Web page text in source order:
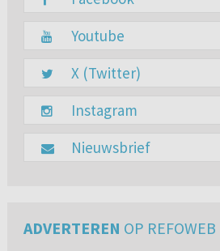
Youtube
X (Twitter)
Instagram
Nieuwsbrief
ADVERTEREN OP REFOWEB